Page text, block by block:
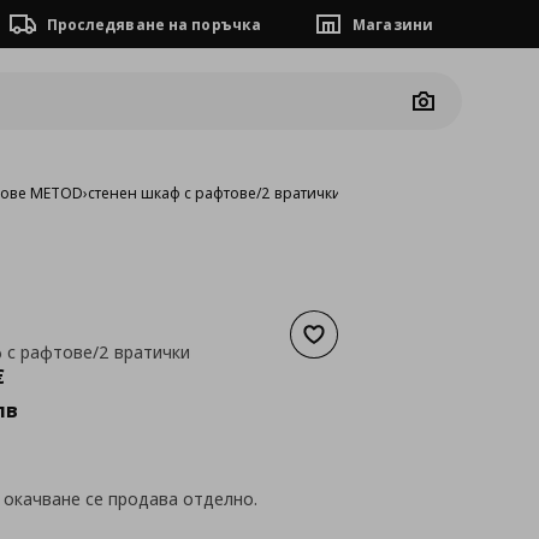
Проследяване на поръчка Магазини
Camera
METOD›стенен шкаф с рафтове/2 вратички
Добави към списъка с
рафтове/2 вратички
170,77 €
окачване се продава отделно.